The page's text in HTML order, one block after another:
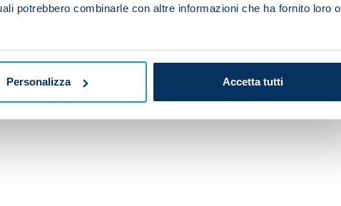
potrebbero combinarle con altre informazioni che ha fornito loro o
Personalizza Accetta tutti